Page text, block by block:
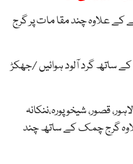
کے علاوہ چند مقا مات پر گرج
ساتھ گرد آلود ہوائیں /جھکڑ
قصور، شیخوپورہ،ننکانہ
گرج چمک کے ساتھ چند